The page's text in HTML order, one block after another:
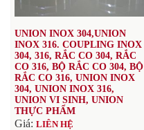
UNION INOX 304,UNION
INOX 316. COUPLING INOX
304, 316, RẮC CO 304, RẮC
CO 316, BỘ RẮC CO 304, BỘ
RẮC CO 316, UNION INOX
304, UNION INOX 316,
UNION VI SINH, UNION
THỰC PHẨM
Giá: LIÊN HỆ